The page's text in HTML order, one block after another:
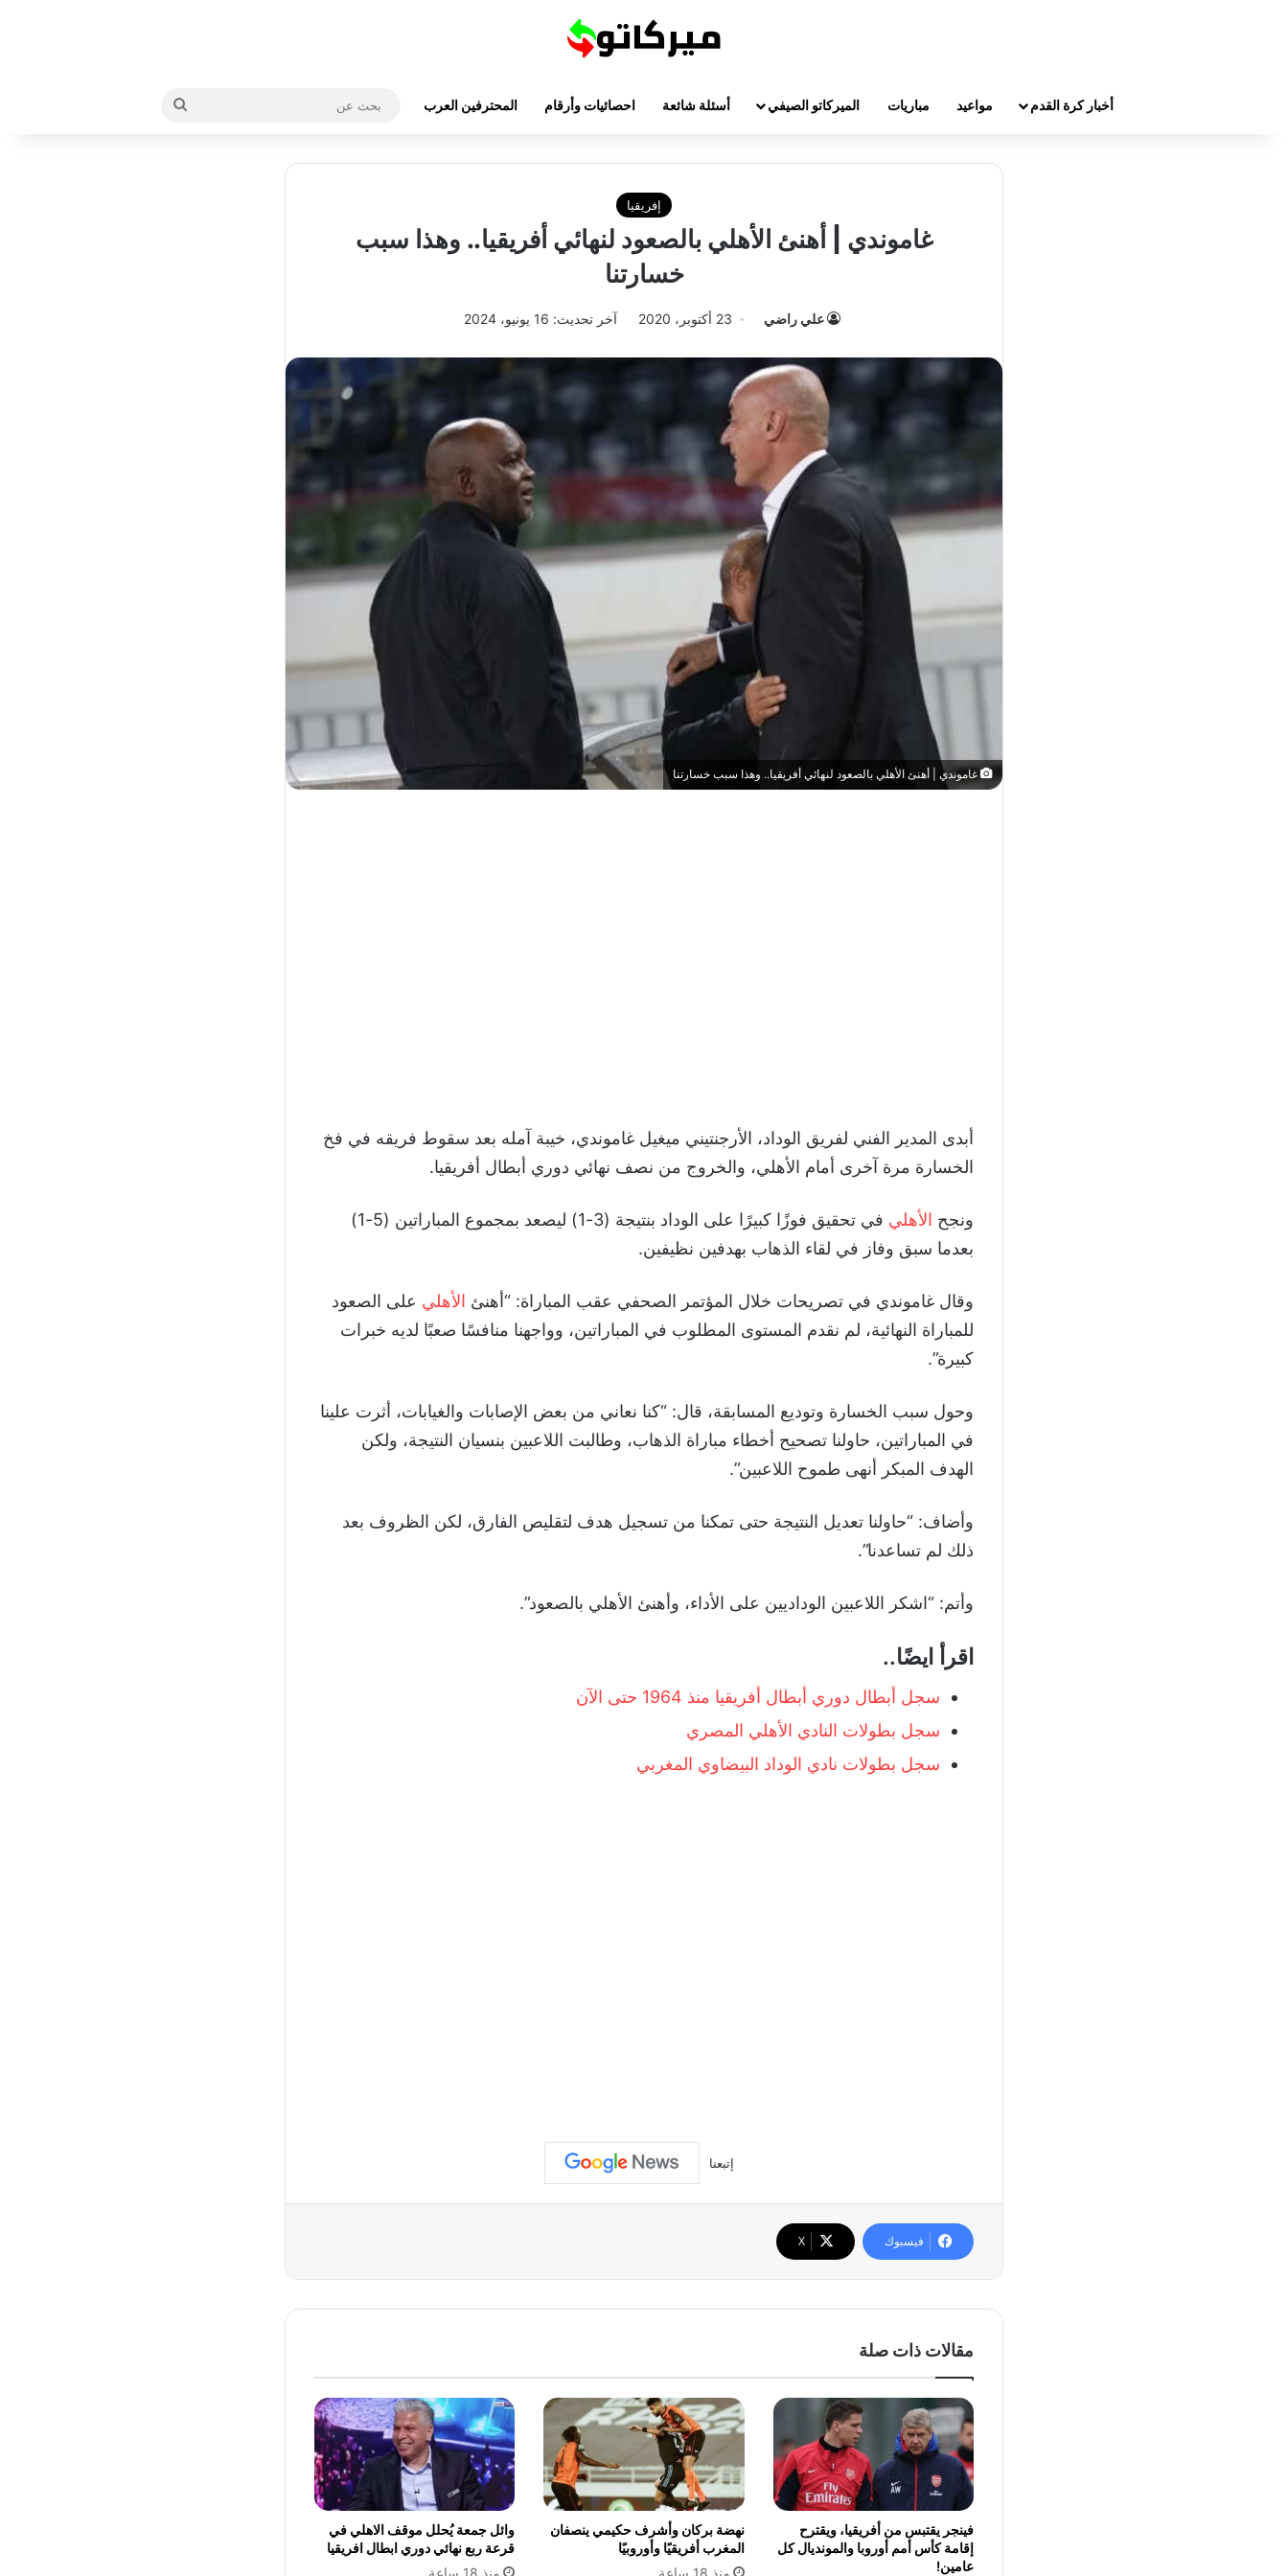
أخبار كرة القدم مواعيد مباريات الميركاتو الصيفي أسئلة شائعة احصائيات وأرقام المحترفين العرب
إفريقيا
غاموندي | أهنئ الأهلي بالصعود لنهائي أفريقيا.. وهذا سبب
خسارتنا
علي راضي 23 أكتوبر، 2020 آخر تحديث: 16 يونيو، 2024
غاموندي | أهنئ الأهلي بالصعود لنهائي أفريقيا.. وهذا سبب خسارتنا
أبدى المدير الفني لفريق الوداد، الأرجنتيني ميغيل غاموندي، خيبة آمله بعد سقوط فريقه في فخ
الخسارة مرة آخرى أمام الأهلي، والخروج من نصف نهائي دوري أبطال أفريقيا.
ونجح الأهلي
في تحقيق فوزًا كبيرًا على الوداد بنتيجة (3-1) ليصعد بمجموع المباراتين (5-1)
بعدما سبق وفاز في لقاء الذهاب بهدفين نظيفين.
وقال غاموندي في تصريحات خلال المؤتمر الصحفي عقب المباراة: “أهنئ الأهلي على الصعود
للمباراة النهائية، لم نقدم المستوى المطلوب في المباراتين، وواجهنا منافسًا صعبًا لديه خبرات
كبيرة”.
وحول سبب الخسارة وتوديع المسابقة، قال: “كنا نعاني من بعض الإصابات والغيابات، أثرت علينا
في المباراتين، حاولنا تصحيح أخطاء مباراة الذهاب، وطالبت اللاعبين بنسيان النتيجة، ولكن
الهدف المبكر أنهى طموح اللاعبين”.
وأضاف: “حاولنا تعديل النتيجة حتى تمكنا من تسجيل هدف لتقليص الفارق، لكن الظروف بعد
ذلك لم تساعدنا”.
وأتم: “اشكر اللاعبين الوداديين على الأداء، وأهنئ الأهلي بالصعود”.
اقرأ ايضًا..
سجل أبطال دوري أبطال أفريقيا منذ 1964 حتى الآن
سجل بطولات النادي الأهلي المصري
سجل بطولات نادي الوداد البيضاوي المغربي
إتبعنا
فيسبوك ‫X
مقالات ذات صلة
فينجر يقتبس من أفريقيا، ويقترح
إقامة كأس أمم أوروبا والمونديال كل
عامين!
نهضة بركان وأشرف حكيمي ينصفان
المغرب أفريقيًا وأوروبيًا
وائل جمعة يُحلل موقف الاهلي في
قرعة ربع نهائي دوري ابطال افريقيا